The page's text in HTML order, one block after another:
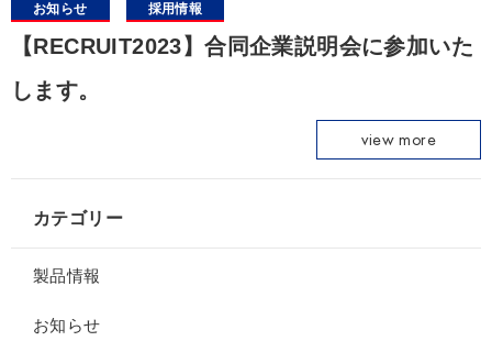
お知らせ
採用情報
【RECRUIT2023】合同企業説明会に参加いた
します。
view more
カテゴリー
製品情報
お知らせ